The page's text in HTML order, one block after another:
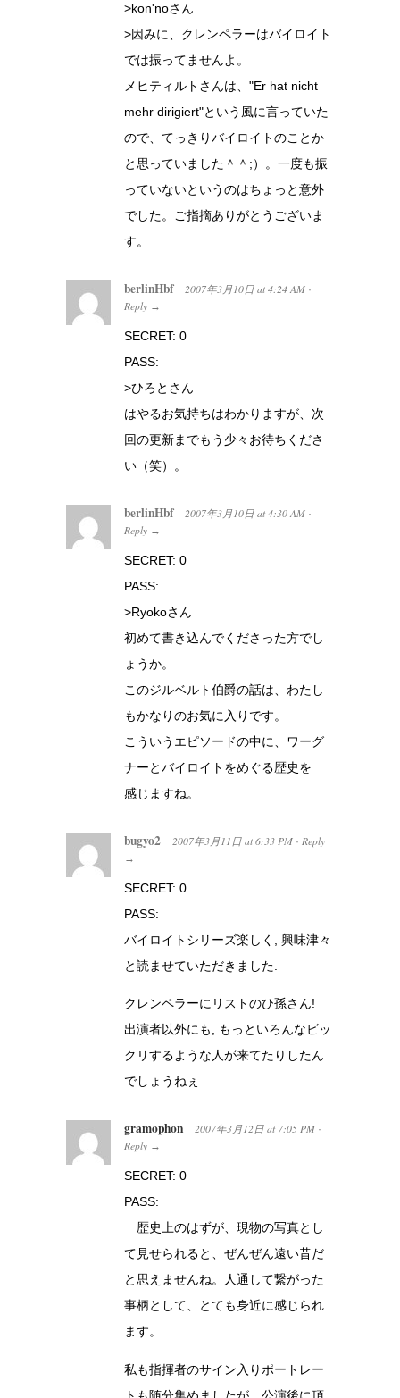
>kon'noさん
>因みに、クレンペラーはバイロイト
では振ってませんよ。
メヒティルトさんは、"Er hat nicht
mehr dirigiert"という風に言っていた
ので、てっきりバイロイトのことか
と思っていました＾＾;）。一度も振
っていないというのはちょっと意外
でした。ご指摘ありがとうございま
す。
berlinHbf 2007年3月10日 at 4:24 AM ·
Reply →
SECRET: 0
PASS:
>ひろとさん
はやるお気持ちはわかりますが、次
回の更新までもう少々お待ちくださ
い（笑）。
berlinHbf 2007年3月10日 at 4:30 AM ·
Reply →
SECRET: 0
PASS:
>Ryokoさん
初めて書き込んでくださった方でし
ょうか。
このジルベルト伯爵の話は、わたし
もかなりのお気に入りです。
こういうエピソードの中に、ワーグ
ナーとバイロイトをめぐる歴史を
感じますね。
bugyo2 2007年3月11日 at 6:33 PM · Reply
→
SECRET: 0
PASS:
バイロイトシリーズ楽しく, 興味津々
と読ませていただきました.
クレンペラーにリストのひ孫さん!
出演者以外にも, もっといろんなビッ
クリするような人が来てたりしたん
でしょうねぇ
gramophon 2007年3月12日 at 7:05 PM ·
Reply →
SECRET: 0
PASS:
歴史上のはずが、現物の写真とし
て見せられると、ぜんぜん遠い昔だ
と思えませんね。人通して繋がった
事柄として、とても身近に感じられ
ます。
私も指揮者のサイン入りポートレー